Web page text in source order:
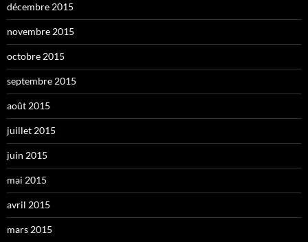
décembre 2015
novembre 2015
octobre 2015
septembre 2015
août 2015
juillet 2015
juin 2015
mai 2015
avril 2015
mars 2015